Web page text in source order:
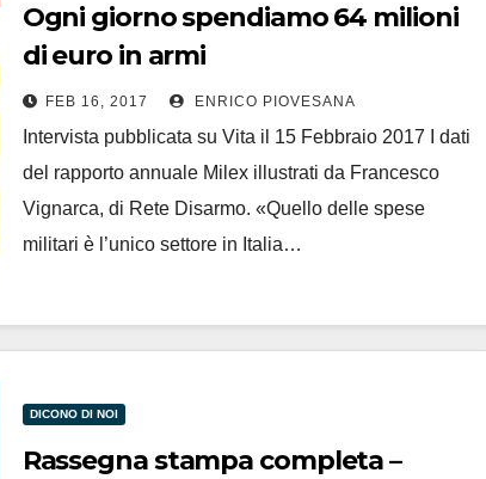
Ogni giorno spendiamo 64 milioni
di euro in armi
FEB 16, 2017 ENRICO PIOVESANA
Intervista pubblicata su Vita il 15 Febbraio 2017 I dati
del rapporto annuale Milex illustrati da Francesco
Vignarca, di Rete Disarmo. «Quello delle spese
militari è l’unico settore in Italia…
DICONO DI NOI
Rassegna stampa completa –